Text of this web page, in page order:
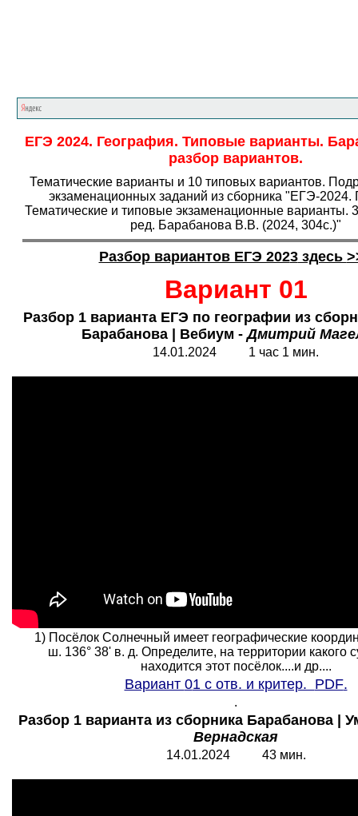
ЕГЭ 2024. География. Типовые варианты.
разбор вариантов.
Тематические варианты и 10 типовых вариантов.
экзаменационных заданий из сборника "ЕГЭ-2024.
Тематические и типовые экзаменационные варианты.
ред. Барабанова В.В. (2024, 304с.)"
Разбор вариантов ЕГЭ 2023здесь
Вариант 01
Разбор 1 варианта ЕГЭ по географии из
Барабанова | Вебиум -Дмитрий
14.01.2024 1 час 1 мин.
1) Посёлок Солнечный имеет географические
ш. 136° 38' в. д. Определите, на территории какого
находится этот посёлок....и др....
Вариант 01 с отв. и критер. PDF.
.
Разбор 1 варианта из сборника Барабанова |
Вернадская
14.01.2024 43 мин.